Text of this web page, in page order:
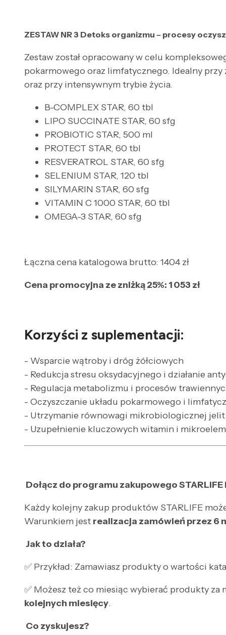
ZESTAW NR 3 Detoks organizmu – procesy
Zestaw został opracowany w celu
pokarmowego oraz limfatycznego. Idealny
oraz przy intensywnym trybie życia.
B-COMPLEX STAR, 60 tbl
LIPO SUCCINATE STAR, 60 sfg
PROBIOTIC STAR, 500 ml
PROTECT STAR, 60 tbl
RESVERATROL STAR, 60 sfg
SELENIUM STAR, 120 tbl
SILYMARIN STAR, 60 sfg
VITAMIN C 1000 STAR, 60 tbl
OMEGA-3 STAR, 60 sfg
Łączna cena katalogowa brutto: 1404 zł
Cena promocyjna ze zniżką 25%: 1 053 zł
Korzyści z suplementacji:
- Wsparcie wątroby i dróg żółciowych
- Redukcja stresu oksydacyjnego i działanie
- Regulacja metabolizmu i procesów
- Oczyszczanie układu pokarmowego i
- Utrzymanie równowagi mikrobiologicznej jelit
- Uzupełnienie kluczowych witamin i
Dołącz do programu zakupowego
Każdy kolejny zakup produktów STARLIFE
Warunkiem jest realizacja zamówień przez 6
Jak to działa?
✅ Przykład: Zamawiasz produkty o wartości
✅ Możesz też co miesiąc wybierać produkty
kolejnych miesięcy.
Co zyskujesz?